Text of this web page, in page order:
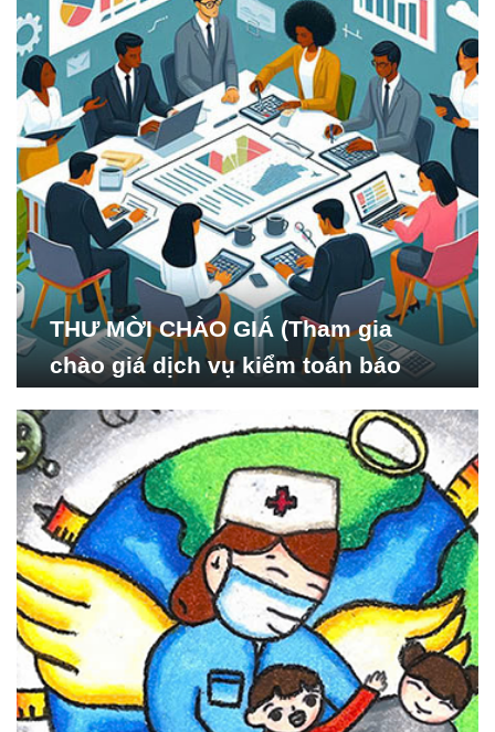
THƯ MỜI CHÀO GIÁ (Tham gia
chào giá dịch vụ kiểm toán báo
Nghiên cứu Phát triển Xã
hội_ISDS)